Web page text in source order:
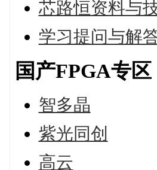
芯路恒资料与
学习提问与解
国产FPGA专区
智多晶
紫光同创
高云